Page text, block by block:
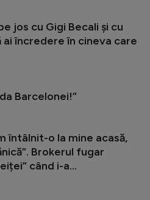
jos cu Gigi Becali și cu
ai încredere în cineva care
Barcelonei!”
întâlnit-o la mine acasă,
Brokerul fugar
când i-a...